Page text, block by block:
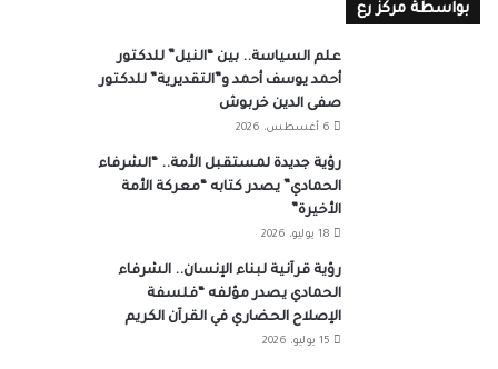
بواسطة مركز رع
علم السياسة.. بين “النيل” للدكتور
أحمد يوسف أحمد و”التقديرية” للدكتور
صفى الدين خربوش
6 أغسطس، 2026
رؤية جديدة لمستقبل الأمة.. “الشرفاء
الحمادي” يصدر كتابه “معركة الأمة
الأخيرة”
18 يوليو، 2026
رؤية قرآنية لبناء الإنسان.. الشرفاء
الحمادي يصدر مؤلفه “فلسفة
الإصلاح الحضاري في القرآن الكريم
15 يوليو، 2026